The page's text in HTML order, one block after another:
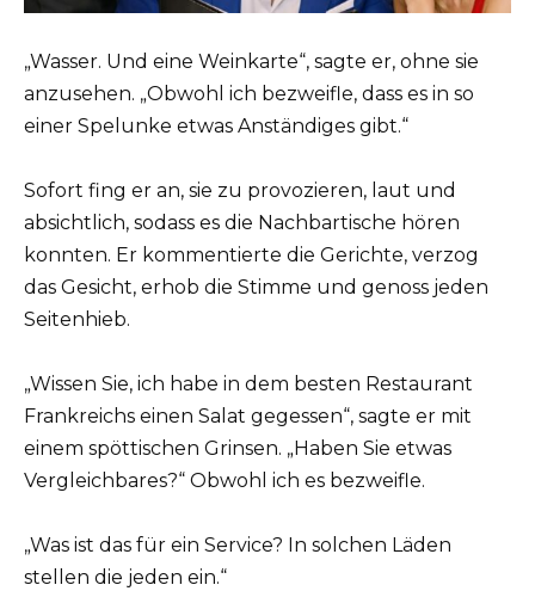
„Wasser. Und eine Weinkarte“, sagte er, ohne sie
anzusehen. „Obwohl ich bezweifle, dass es in so
einer Spelunke etwas Anständiges gibt.“
Sofort fing er an, sie zu provozieren, laut und
absichtlich, sodass es die Nachbartische hören
konnten. Er kommentierte die Gerichte, verzog
das Gesicht, erhob die Stimme und genoss jeden
Seitenhieb.
„Wissen Sie, ich habe in dem besten Restaurant
Frankreichs einen Salat gegessen“, sagte er mit
einem spöttischen Grinsen. „Haben Sie etwas
Vergleichbares?“ Obwohl ich es bezweifle.
„Was ist das für ein Service? In solchen Läden
stellen die jeden ein.“